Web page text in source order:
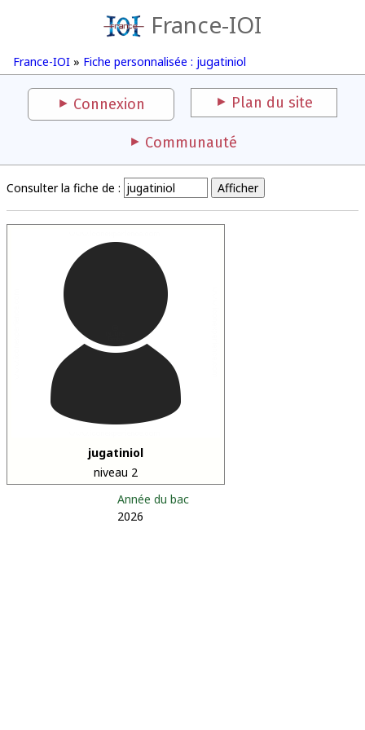
France-IOI
France-IOI » Fiche personnalisée : jugatiniol
Connexion Plan du site
Communauté
Consulter la fiche de :
jugatiniol
niveau 2
Année du bac
2026